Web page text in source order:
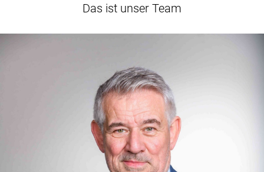
Das ist unser Team